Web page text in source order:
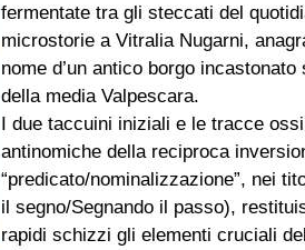
fermentate tra gli steccati del
microstorie a Vitralia Nugarni,
nome d’un antico borgo
della media Valpescara.
I due taccuini iniziali e le tracce
antinomiche della reciproca
“predicato/nominalizzazione”, nei
il segno/Segnando il passo),
rapidi schizzi gli elementi cruciali